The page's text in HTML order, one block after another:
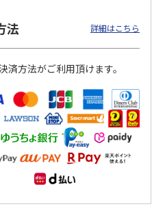
法 詳細はこちら
済方法がご利用頂けます。